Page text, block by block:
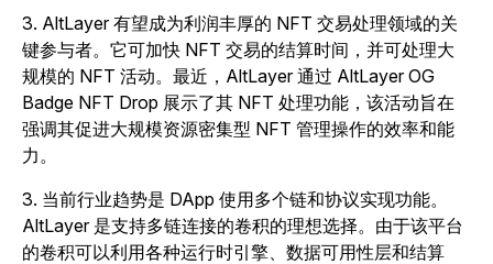
3. AltLayer 有望成为利润丰厚的 NFT 交易处理领域的关
键参与者。 它可加快 NFT 交易的结算时间，并可处理大
规模的 NFT 活动。最近，AltLayer 通过 AltLayer OG
Badge NFT Drop 展示了其 NFT 处理功能，该活动旨在
强调其促进大规模资源密集型 NFT 管理操作的效率和能
力。
3. 当前行业趋势是 DApp 使用多个链和协议实现功能。
AltLayer 是支持多链连接的卷积的理想选择。由于该平台
的卷积可以利用各种运行时引擎、数据可用性层和结算